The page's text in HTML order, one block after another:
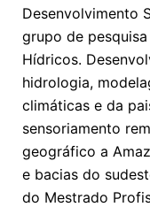
Desenvolvimento
grupo de
Hídricos.
hidrologia,
climáticas e da
sensoriamento
geográfico a
e bacias do
do Mestrado